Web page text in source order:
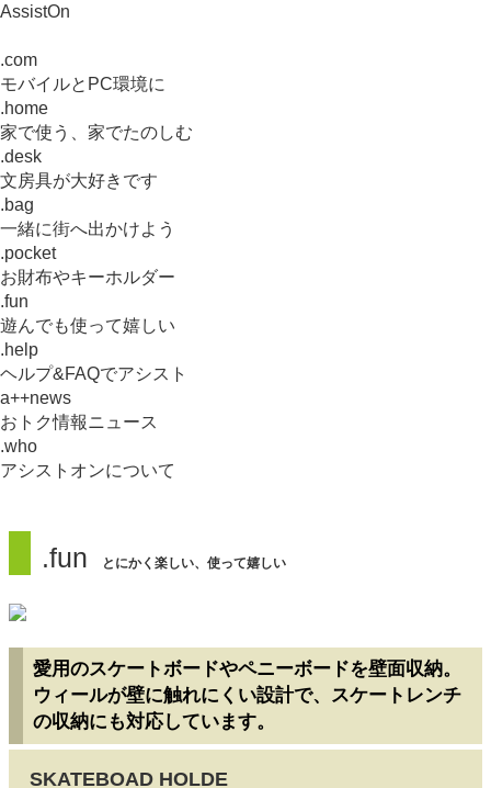
.fun とにかく楽しい、使って嬉しい
愛用のスケートボードやペニーボードを壁面収納。
ウィールが壁に触れにくい設計で、スケートレンチ
の収納にも対応しています。
SKATEBOAD HOLDE
AssistOn
.com
モバイルとPC環境に
.home
家で使う、家でたのしむ
.desk
文房具が大好きです
.bag
一緒に街へ出かけよう
.pocket
お財布やキーホルダー
.fun
遊んでも使って嬉しい
.help
ヘルプ&FAQでアシスト
a++news
おトク情報ニュース
.who
アシストオンについて